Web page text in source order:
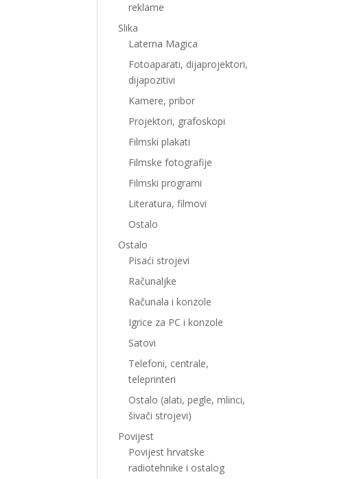
reklame
Slika
Laterna Magica
Fotoaparati, dijaprojektori,
dijapozitivi
Kamere, pribor
Projektori, grafoskopi
Filmski plakati
Filmske fotografije
Filmski programi
Literatura, filmovi
Ostalo
Ostalo
Pisaći strojevi
Računaljke
Računala i konzole
Igrice za PC i konzole
Satovi
Telefoni, centrale,
teleprinteri
Ostalo (alati, pegle, mlinci,
šivači strojevi)
Povijest
Povijest hrvatske
radiotehnike i ostalog